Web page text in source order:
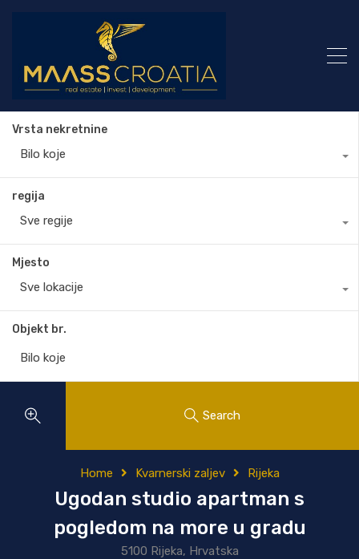
Vrsta nekretnine
Bilo koje
regija
Sve regije
Mjesto
Sve lokacije
Objekt br.
Search
Home Kvarnerski zaljev Rijeka
Ugodan studio apartman s
pogledom na more u gradu
5100 Rijeka, Hrvatska